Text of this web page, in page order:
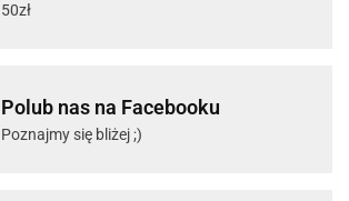
50zł
Polub nas na Facebooku
Poznajmy się bliżej ;)